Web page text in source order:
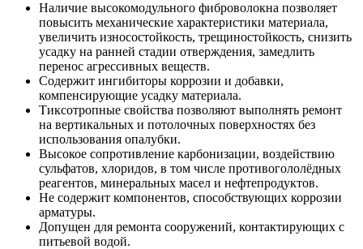
Наличие высокомодульного фиброволокна позволяет
повысить механические характеристики материала,
увеличить износостойкость, трещиностойкость, снизить
усадку на ранней стадии отверждения, замедлить
перенос агрессивных веществ.
Содержит ингибиторы коррозии и добавки,
компенсирующие усадку материала.
Тиксотропные свойства позволяют выполнять ремонт
на вертикальных и потолочных поверхностях без
использования опалубки.
Высокое сопротивление карбонизации, воздействию
сульфатов, хлоридов, в том числе противогололёдных
реагентов, минеральных масел и нефтепродуктов.
Не содержит компонентов, способствующих коррозии
арматуры.
Допущен для ремонта сооружений, контактирующих с
питьевой водой.